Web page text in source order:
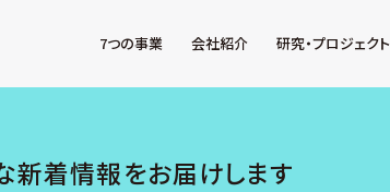
7つの事業 会社紹介 研究・プロジェクト
新着情報をお届けします